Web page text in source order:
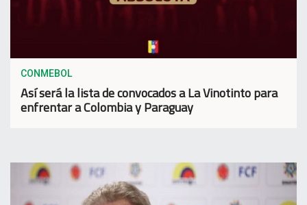
CONMEBOL
Así será la lista de convocados a La Vinotinto para
enfrentar a Colombia y Paraguay